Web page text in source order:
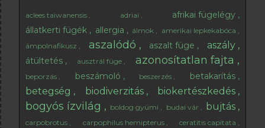
alkalmas tea alapanyagnak? Csak e...
aclees taiwanensis adriai
afrikai fügelégy
állatkerti fügék
allergia álmok
amerikai lepkekabóca
ámpolnafikusz
aszalódó aszalt füge aszály
átültetés ausztrál füge azonosítatlan fajta
beporzás beszámoló beszerzés betakarítás
betegség biodiverzitás biokertészkedés
bogyós ízvilág boldog gyümi budai vár bujtás
carpobrotus carpophilus hemipterus ceratitis capitata